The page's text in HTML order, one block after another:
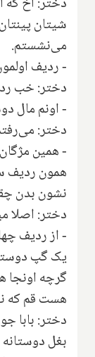
شیتان
می‌نشستم.
- ردیف
دختر: خب
- اونم مال
دختر:
- همین
همون ردیف
نشون بدن
دختر: اصلا
- از ردیف
یک گپ
گرچه اونجا
هست قم که
دختر: بابا
بغل